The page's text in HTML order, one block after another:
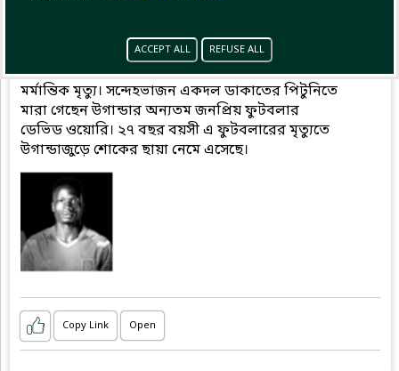
ACCEPT ALL REFUSE ALL
ডাকাতের পিটুনিতে উগান্ডার জনপ্রিয় ফুটবলারের
মর্মান্তিক মৃত্যু। সন্দেহভাজন একদল ডাকাতের পিটুনিতে
মারা গেছেন উগান্ডার অন্যতম জনপ্রিয় ফুটবলার
ডেভিড ওয়োরি। ২৭ বছর বয়সী এ ফুটবলারের মৃত্যুতে
উগান্ডাজুড়ে শোকের ছায়া নেমে এসেছে।
Copy Link Open